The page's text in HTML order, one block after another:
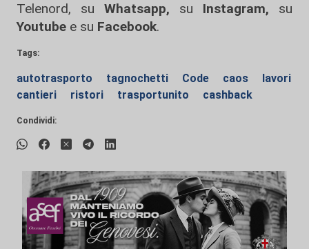
Telenord, su
Whatsapp, su Instagram, su
Youtube e su Facebook.
Tags:
autotrasporto tagnochetti Code caos
lavori
cantieri
ristori trasportunito cashback
Condividi: